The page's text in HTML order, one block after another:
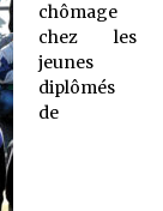
chômage
chez les
jeunes
diplômés
de